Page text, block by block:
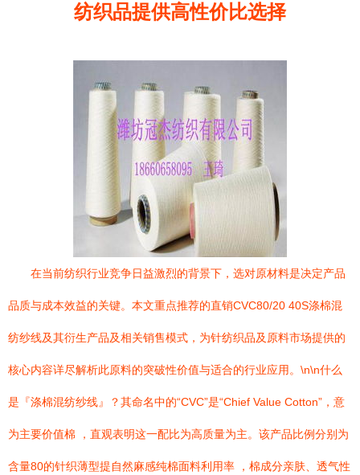
纺织品提供高性价比选择
在当前纺织行业竞争日益激烈的背景下，选对原材料是决定产品
品质与成本效益的关键。本文重点推荐的直销CVC80/20 40S涤棉混
纺纱线及其衍生产品及相关销售模式，为针纺织品及原料市场提供的
核心内容详尽解析此原料的突破性价值与适合的行业应用。\n\n什么
是『涤棉混纺纱线』？其命名中的“CVC”是“Chief Value Cotton”，意
为主要价值棉 ，直观表明这一配比为高质量为主。该产品比例分别为
含量80的针织薄型提自然麻感纯棉面料利用率 ，棉成分亲肤、透气性